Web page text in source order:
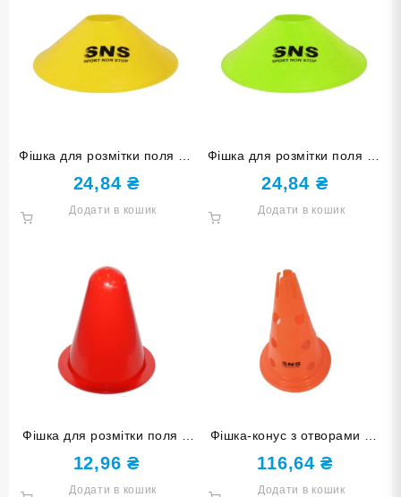
Фішка для розмітки поля O-
500 жовта
24,84 ₴
Додати в кошик
Фішка для розмітки поля O-
500 салатова
24,84 ₴
Додати в кошик
Фішка для розмітки поля 8
см F-8cm червона
12,96 ₴
Додати в кошик
Фішка-конус з отворами 30
см O-83830 оранжева
116,64₴
Додати в кошик